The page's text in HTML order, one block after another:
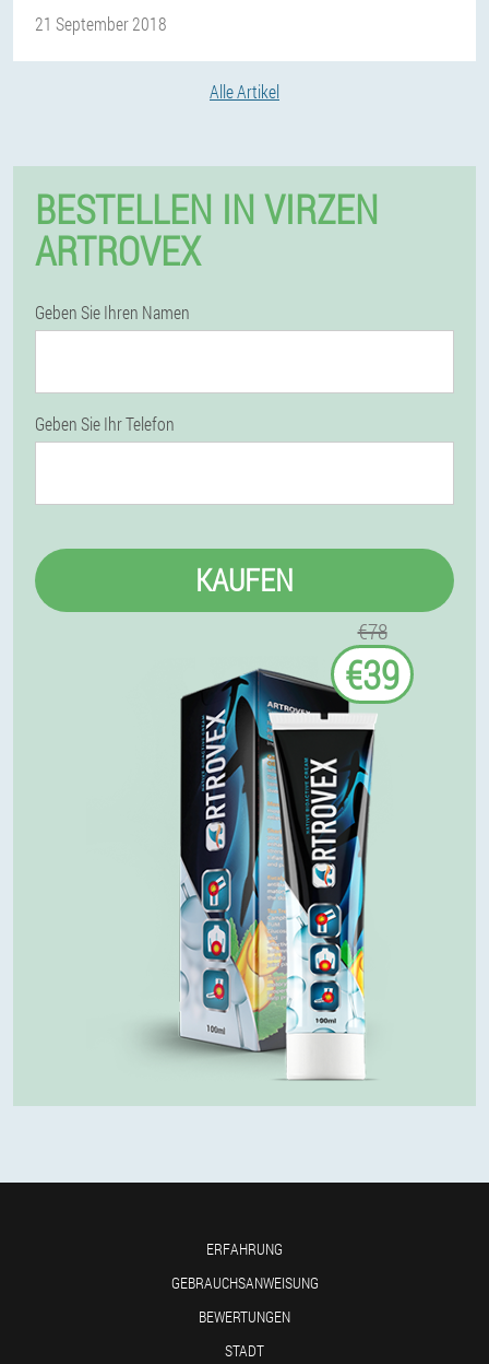
21 September 2018
Alle Artikel
BESTELLEN IN VIRZEN
ARTROVEX
Geben Sie Ihren Namen
Geben Sie Ihr Telefon
KAUFEN
€78
€39
ERFAHRUNG
GEBRAUCHSANWEISUNG
BEWERTUNGEN
STADT